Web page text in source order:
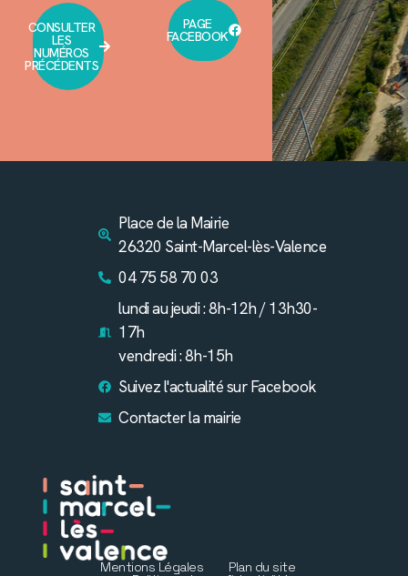
CONSULTER
LES
NUMÉROS
PRÉCÉDENTS
PAGE
FACEBOOK
Mentions Légales Plan du site
Place de la Mairie
26320 Saint-Marcel-lès-Valence
04 75 58 70 03
lundi au jeudi : 8h-12h / 13h30-
17h
vendredi : 8h-15h
Suivez l'actualité sur Facebook
Contacter la mairie